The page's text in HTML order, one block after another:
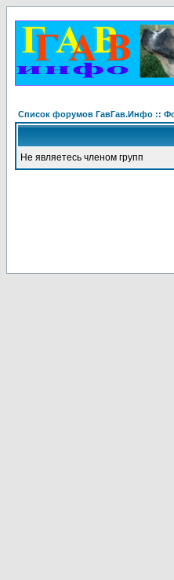
Список форумов ГавГав.Инфо ::
Не являетесь членом групп